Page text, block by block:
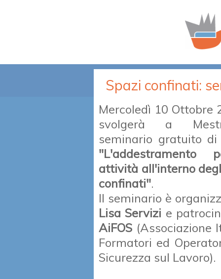
Spazi confinati:
Mercoledì 10 Ottobre
svolgerà a
seminario gratuito
"L'addestramento
attività all'interno
confinati".
Il seminario è
Lisa Servizi e
AiFOS (Associazione
Formatori ed
Sicurezza sul Lavoro).